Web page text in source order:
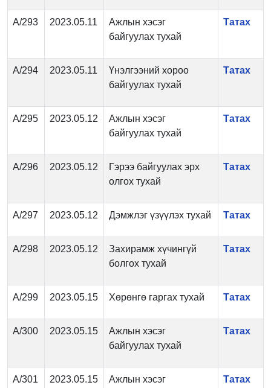
А/293 2023.05.11
Ажлын хэсэг
байгуулах тухай
Татах
А/294 2023.05.11
Үнэлгээний хороо
байгуулах тухай
Татах
А/295 2023.05.12
Ажлын хэсэг
байгуулах тухай
Татах
А/296 2023.05.12
Гэрээ байгуулах эрх
олгох тухай
Татах
А/297 2023.05.12 Дэмжлэг үзүүлэх тухай Татах
А/298 2023.05.12
Захирамж хүчингүй
болгох тухай
Татах
А/299 2023.05.15 Хөрөнгө гаргах тухай Татах
А/300 2023.05.15
Ажлын хэсэг
байгуулах тухай
Татах
А/301 2023.05.15
Ажлын хэсэг
Татах